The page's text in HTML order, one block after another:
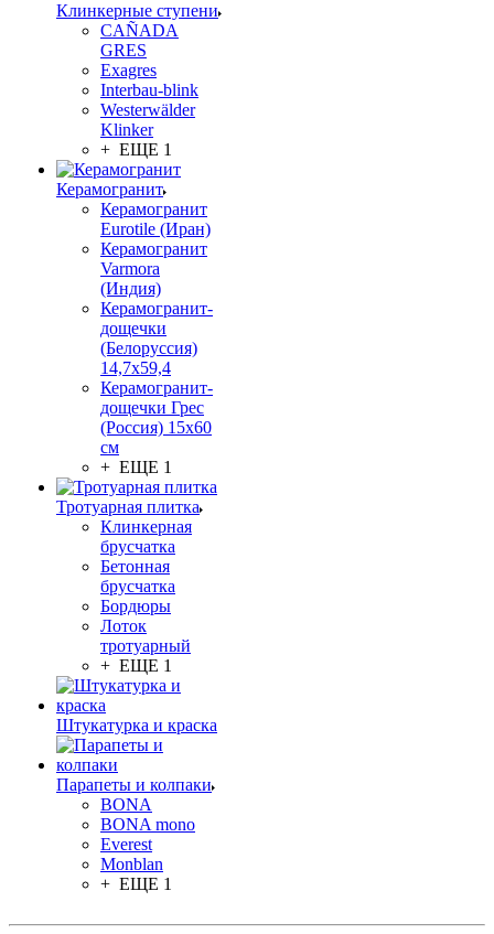
Клинкерные ступени
CAÑADA
GRES
Exagres
Interbau-blink
Westerwälder
Klinker
+ ЕЩЕ 1
Керамогранит
Керамогранит
Eurotile (Иран)
Керамогранит
Varmora
(Индия)
Керамогранит-
дощечки
(Белоруссия)
14,7x59,4
Керамогранит-
дощечки Грес
(Россия) 15х60
см
+ ЕЩЕ 1
Тротуарная плитка
Клинкерная
брусчатка
Бетонная
брусчатка
Бордюры
Лоток
тротуарный
+ ЕЩЕ 1
Штукатурка и краска
Парапеты и колпаки
BONA
BONA mono
Everest
Monblan
+ ЕЩЕ 1